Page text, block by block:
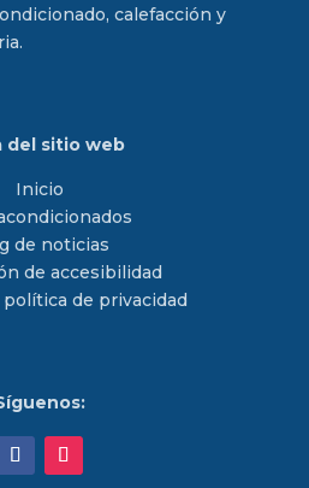
calefacción y
del sitio web
Inicio
de noticias
de accesibilidad
política de privacidad